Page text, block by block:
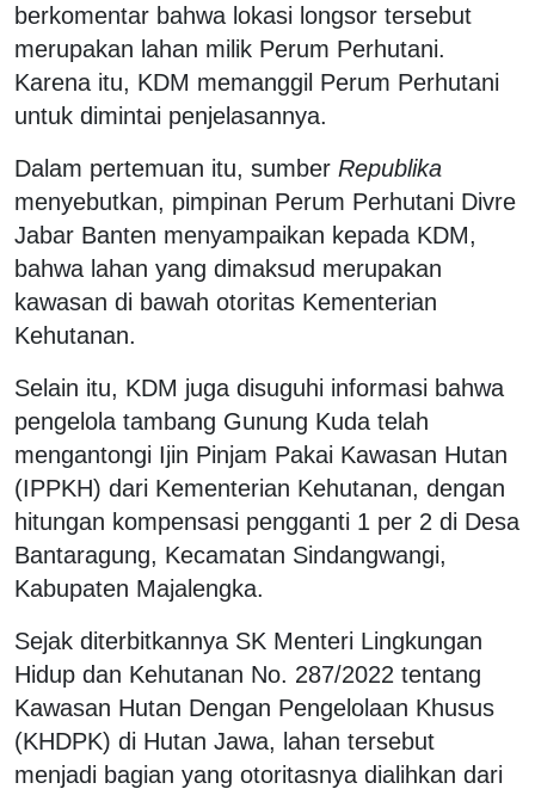
berkomentar bahwa lokasi longsor tersebut
merupakan lahan milik Perum Perhutani.
Karena itu, KDM memanggil Perum Perhutani
untuk dimintai penjelasannya.
Dalam pertemuan itu, sumber Republika
menyebutkan, pimpinan Perum Perhutani Divre
Jabar Banten menyampaikan kepada KDM,
bahwa lahan yang dimaksud merupakan
kawasan di bawah otoritas Kementerian
Kehutanan.
Selain itu, KDM juga disuguhi informasi bahwa
pengelola tambang Gunung Kuda telah
mengantongi Ijin Pinjam Pakai Kawasan Hutan
(IPPKH) dari Kementerian Kehutanan, dengan
hitungan kompensasi pengganti 1 per 2 di Desa
Bantaragung, Kecamatan Sindangwangi,
Kabupaten Majalengka.
Sejak diterbitkannya SK Menteri Lingkungan
Hidup dan Kehutanan No. 287/2022 tentang
Kawasan Hutan Dengan Pengelolaan Khusus
(KHDPK) di Hutan Jawa, lahan tersebut
menjadi bagian yang otoritasnya dialihkan dari